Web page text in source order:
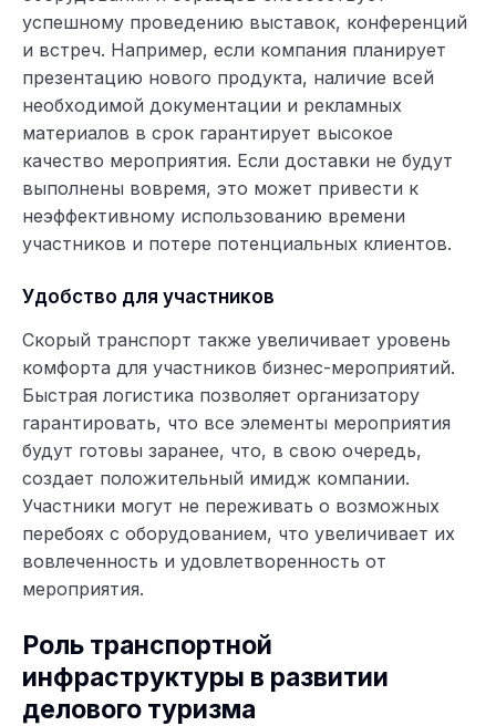
успешному проведению выставок, конференций
и встреч. Например, если компания планирует
презентацию нового продукта, наличие всей
необходимой документации и рекламных
материалов в срок гарантирует высокое
качество мероприятия. Если доставки не будут
выполнены вовремя, это может привести к
неэффективному использованию времени
участников и потере потенциальных клиентов.
Удобство для участников
Скорый транспорт также увеличивает уровень
комфорта для участников бизнес-мероприятий.
Быстрая логистика позволяет организатору
гарантировать, что все элементы мероприятия
будут готовы заранее, что, в свою очередь,
создает положительный имидж компании.
Участники могут не переживать о возможных
перебоях с оборудованием, что увеличивает их
вовлеченность и удовлетворенность от
мероприятия.
Роль транспортной
инфраструктуры в развитии
делового туризма